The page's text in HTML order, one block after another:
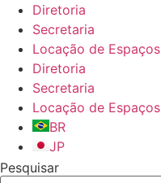
para
conteúdo
Diretoria
Secretaria
Locação de Espaços
Diretoria
Secretaria
Locação de Espaços
BR
JP
Pesquisar